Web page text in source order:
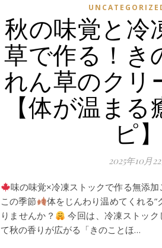
秋の味覚と冷
草で作る！き
れん草のクリ
【体が温ま
ピ】
2025年10月
味の味覚×冷凍ストックで作る無添
この季節
体をじんわり温めてくれる”
りませんか？
今回は、冷凍ストッ
て秋の香りが広がる「きのことほ…